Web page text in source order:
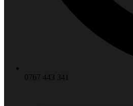
0767 443 341